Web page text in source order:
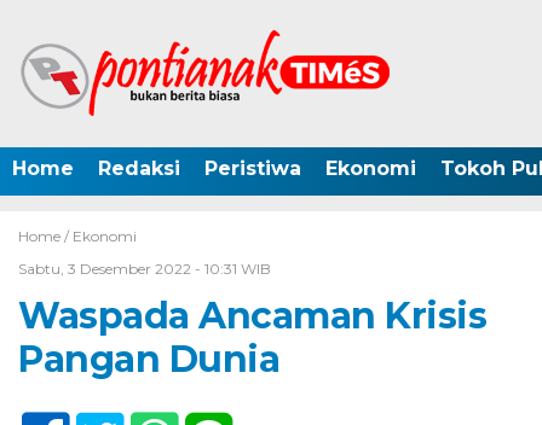
Home Redaksi Peristiwa Ekonomi Tokoh
Home / Ekonomi
Sabtu, 3 Desember 2022 - 10:31 WIB
Waspada Ancaman Krisis
Pangan Dunia